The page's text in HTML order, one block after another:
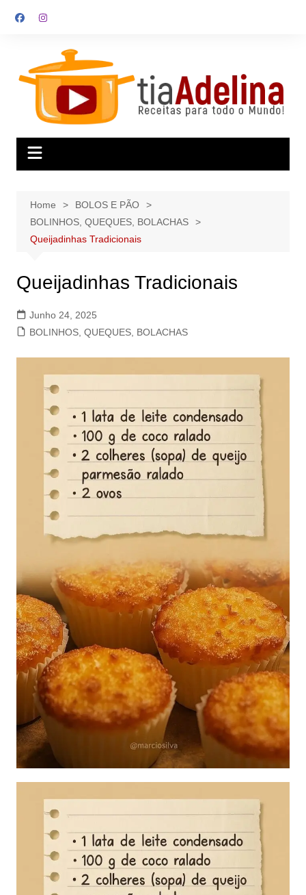
Home
BOLOS E PÃO
BOLINHOS, QUEQUES, BOLACHAS
Queijadinhas Tradicionais
Queijadinhas Tradicionais
Junho 24, 2025
BOLINHOS, QUEQUES, BOLACHAS